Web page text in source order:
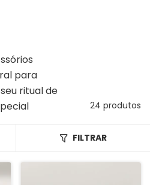
para
ritual de
24 produtos
FILTRAR